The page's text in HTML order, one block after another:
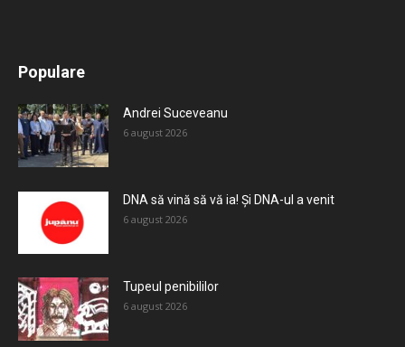
Populare
Andrei Suceveanu
6 august 2026
DNA să vină să vă ia! Și DNA-ul a venit
6 august 2026
Tupeul penibililor
6 august 2026